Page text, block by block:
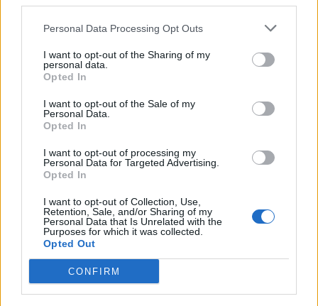
Personal Data Processing Opt Outs
I want to opt-out of the Sharing of my
personal data.
Opted In
I want to opt-out of the Sale of my
Personal Data.
Opted In
I want to opt-out of processing my
Personal Data for Targeted Advertising.
Opted In
I want to opt-out of Collection, Use,
Retention, Sale, and/or Sharing of my
Personal Data that Is Unrelated with the
Purposes for which it was collected.
Opted Out
CONFIRM
Eau bouillante (ou eau froide selon méthode)
👉 Pour une cuisson rapide et maîtrisée, démarrez à
ébullition.
🥔 Pommes de terre
👉 Pas de cœur dur ni d’extérieur trop cuit.
Eau froide
👉 Les saveurs diffusent mieux dans le bouillon.
👉 Pour garder la viande plus juteuse à l’intérieur.
🐟 Poisson